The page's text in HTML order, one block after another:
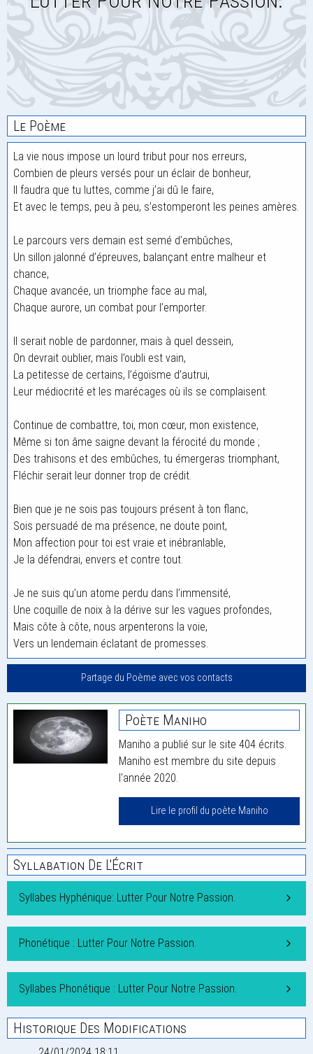
Le Poème
La vie nous impose un lourd tribut pour nos erreurs,
Combien de pleurs versés pour un éclair de bonheur,
Il faudra que tu luttes, comme j’ai dû le faire,
Et avec le temps, peu à peu, s’estomperont les peines amères.
Le parcours vers demain est semé d’embûches,
Un sillon jalonné d’épreuves, balançant entre malheur et
chance,
Chaque avancée, un triomphe face au mal,
Chaque aurore, un combat pour l’emporter.
Il serait noble de pardonner, mais à quel dessein,
On devrait oublier, mais l’oubli est vain,
La petitesse de certains, l’égoïsme d’autrui,
Leur médiocrité et les marécages où ils se complaisent.
Continue de combattre, toi, mon cœur, mon existence,
Même si ton âme saigne devant la férocité du monde ;
Des trahisons et des embûches, tu émergeras triomphant,
Fléchir serait leur donner trop de crédit.
Bien que je ne sois pas toujours présent à ton flanc,
Sois persuadé de ma présence, ne doute point,
Mon affection pour toi est vraie et inébranlable,
Je la défendrai, envers et contre tout.
Je ne suis qu’un atome perdu dans l’immensité,
Une coquille de noix à la dérive sur les vagues profondes,
Mais côte à côte, nous arpenterons la voie,
Vers un lendemain éclatant de promesses.
Partage du Poème avec vos contacts
Poète Maniho
Maniho a publié sur le site 404 écrits.
Maniho est membre du site depuis
l'année 2020.
Lire le profil du poète Maniho
Syllabation De L'Écrit
Syllabes Hyphénique: Lutter Pour Notre Passion.
Phonétique : Lutter Pour Notre Passion.
Syllabes Phonétique : Lutter Pour Notre Passion.
Historique Des Modifications